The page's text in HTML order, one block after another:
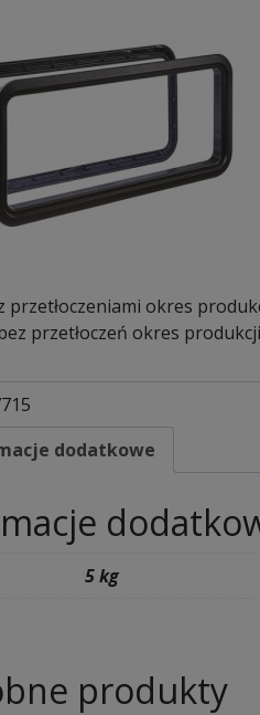
przetłoczeniami okres
przetłoczeń okres
dodatkowe
5 kg
produkty